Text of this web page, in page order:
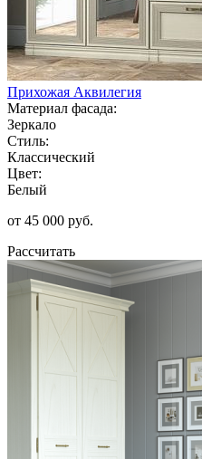
Прихожая Аквилегия
Материал фасада:
Зеркало
Стиль:
Классический
Цвет:
Белый
от 45 000 руб.
Рассчитать